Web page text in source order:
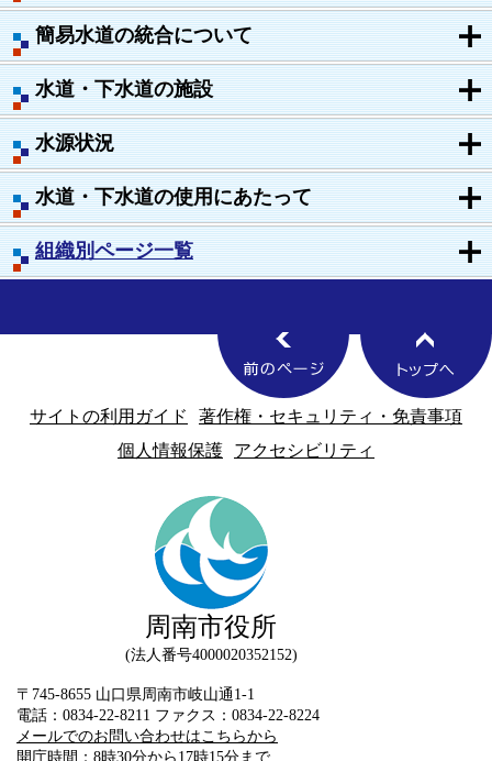
簡易水道の統合について
水道・下水道の施設
水源状況
水道・下水道の使用にあたって
組織別ページ一覧
サイトの利用ガイド
著作権・セキュリティ・免責事項
個人情報保護
アクセシビリティ
周南市役所
法人番号4000020352152
〒745-8655 山口県周南市岐山通1-1
電話：0834-22-8211 ファクス：0834-22-8224
メールでのお問い合わせはこちらから
開庁時間：8時30分から17時15分まで